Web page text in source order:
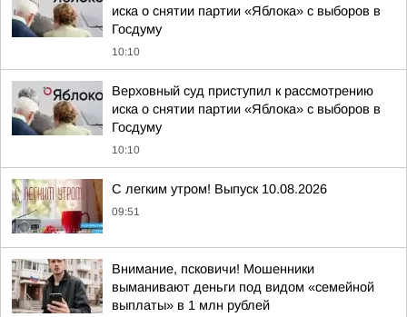
иска о снятии партии «Яблока» с выборов в
Госдуму
10:10
Верховный суд приступил к рассмотрению
иска о снятии партии «Яблока» с выборов в
Госдуму
10:10
С легким утром! Выпуск 10.08.2026
09:51
Внимание, псковичи! Мошенники
выманивают деньги под видом «семейной
выплаты» в 1 млн рублей